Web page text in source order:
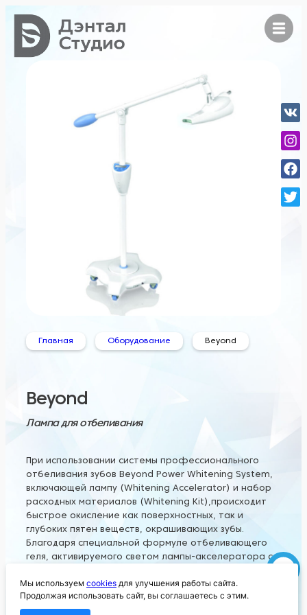
Мы используем cookiesдля улучшения работы сайта.
Продолжая использовать сайт, вы соглашаетесь с этим.
Главная Оборудование Beyond
Beyond
Лампа для отбеливания
При использовании системы профессионального
отбеливания зубов Beyond Power Whitening System,
включающей лампу (Whitening Accelerator) и набор
расходных материалов (Whitening Kit),происходит
быстрое окисление как поверхностных, так и
глубоких пятен веществ, окрашивающих зубы.
Благодаря специальной формуле отбеливающего
геля, активируемого светом лампы-акселератора с
процедура занимает 30 минут, т.е. за одно
посещение пациентом стоматологического
Дэнтал Студио
Специалисты
Прейскурант Документы
Стоматологическая диагностика
Ортопедическое лечение
Профилактическое лечение
Ещё
Галерея работ
Версия для слабовидящих
Контакты
г. Иваново, Ярославская д.21(открыть карту)
+7 (4932) 345-825(режим работы)
здравоохранения Ивановской области
Профессиональная гигиена